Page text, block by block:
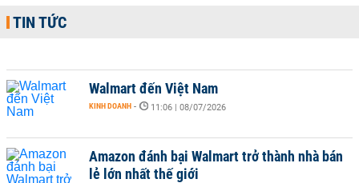
TIN TỨC
Walmart đến Việt Nam
KINH DOANH - 11:06 | 08/07/2026
Amazon đánh bại Walmart trở thành nhà bán
lẻ lớn nhất thế giới